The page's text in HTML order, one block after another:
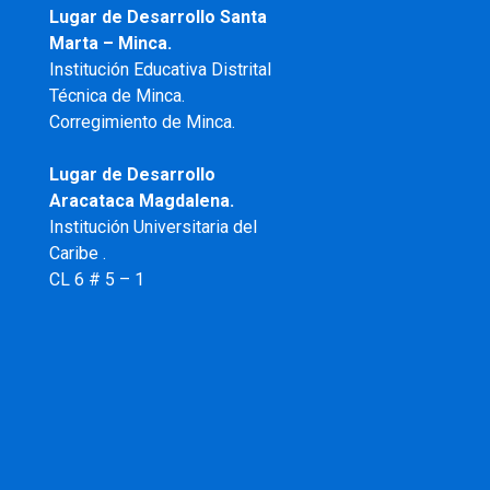
Lugar de Desarrollo Santa
Marta – Minca.
Institución Educativa Distrital
Técnica de Minca.
Corregimiento de Minca.
Lugar de Desarrollo
Aracataca Magdalena.
Institución Universitaria del
Caribe .
CL 6 # 5 – 1